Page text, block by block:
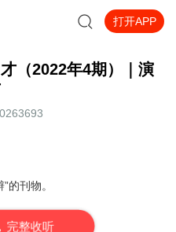
打开APP
（2022年4期）｜演
的刊物。
完整收听